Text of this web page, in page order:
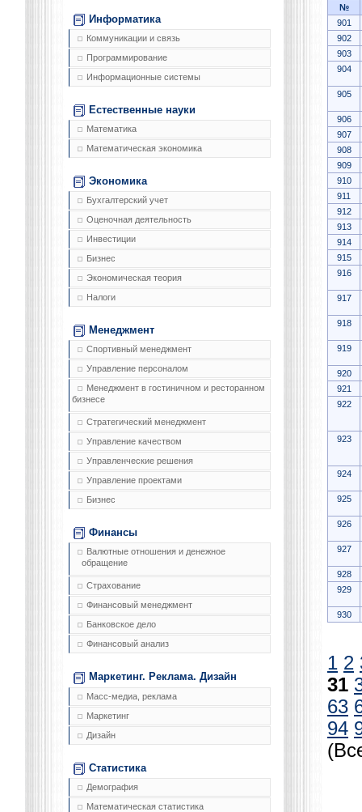
Информатика
Коммуникации и связь
Программирование
Информационные системы
Естественные науки
Математика
Математическая экономика
Экономика
Бухгалтерский учет
Оценочная деятельность
Инвестиции
Бизнес
Экономическая теория
Налоги
Менеджмент
Спортивный менеджмент
Управление персоналом
Менеджмент в гостиничном и ресторанном
бизнесе
Стратегический менеджмент
Управление качеством
Управленческие решения
Управление проектами
Бизнес
Финансы
Валютные отношения и денежное
обращение
Страхование
Финансовый менеджмент
Банковское дело
Финансовый анализ
Маркетинг. Реклама. Дизайн
Масс-медиа, реклама
Маркетинг
Дизайн
Статистика
Демография
Математическая статистика
№
901
902
903
904
905
906
907
908
909
910
911
912
913
914
915
916
917
918
919
920
921
922
923
924
925
926
927
928
929
930
1 2
31
63
94